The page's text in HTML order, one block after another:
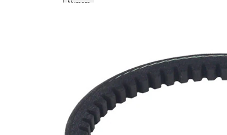
Numere
750 mm
10 mm